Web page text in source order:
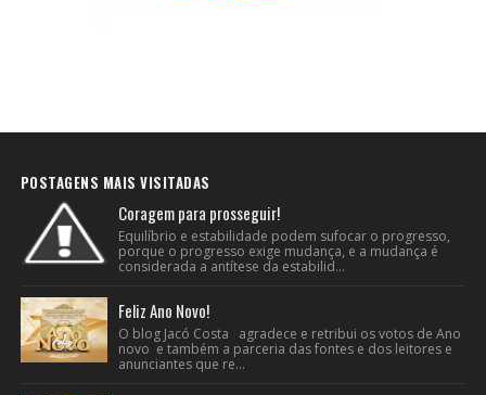
POSTAGENS MAIS VISITADAS
Coragem para prosseguir!
Equilíbrio e estabilidade podem sufocar o progresso,
porque o progresso exige mudança, e a mudança é
considerada a antítese da estabilid...
Feliz Ano Novo!
O blog Jacó Costa agradece e retribui os votos de Ano
novo e também a parceria das fontes e dos leitores e
anunciantes que re...